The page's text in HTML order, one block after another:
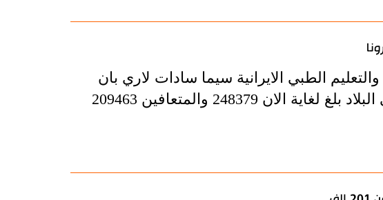
الطبي الايرانية سيما سادات لاري بان
عدد المصابين بفيروس كورونا المستجد في البلاد بلغ لغاية الان 248379 والمتعافين 209463